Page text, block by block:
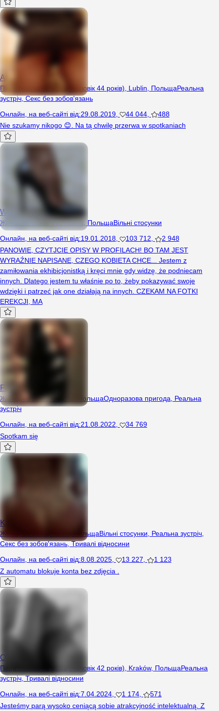
AtrPara
Пара (Жінка 42 років, Чоловік 44 років), Lublin, ПольщаРеальна
зустріч,Секс без зобов'язань
Онлайн
на веб-сайті від:29.08.2019 44 044
488
Nie szukamy nikogo 😊. Na tą chwilę przerwa w spotkaniach
WybrednaBlondyna
Жінка, 47 років, Warszawa, ПольщаВільні стосунки
Онлайн
на веб-сайті від:19.01.2018 103 712
2 948
PANOWIE, CZYTJCIE OPISY W PROFILACH! BO TAM JEST
WYRAŹNIE NAPISANE, CZEGO KOBIETA CHCE... Jestem z
zamiłowania ekhibicjonistką i kręci mnie gdy widzę, że podniecam
innych. Dlatego jestem tu właśnie po to, żeby pokazywać swoje
wdzięki i patrzeć jak one działają na innych. CZEKAM NA FOTKI
EREKCJI, MA
Fajnadupka
Жінка, 45 років, Gdynia, ПольщаОдноразова пригода, Реальна
зустріч
Онлайн, на веб-сайті від:21.08.2022,
34 769
Spotkam się
KarolinaMichaOni
Жінка, 35 років, Toruń, ПольщаВільні стосунки Реальна зустріч
Секс без зобов'язань,Тривалі відносини
Онлайн
на веб-сайті від:8.08.2025 13 227
1 123
Z automatu blokuje konta bez zdjęcia .
Otwarci24
Пара (Жінка 42 років, Чоловік 42 років), Kraków, ПольщаРеальна
зустріч,Тривалі відносини
Онлайн, на веб-сайті від:7.04.2024, 1 174,
571
Jesteśmy parą wysoko ceniącą sobie atrakcyjność intelektualną. Z